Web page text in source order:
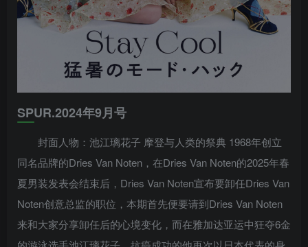
SPUR.2024年9月号
封面人物：池江璃花子 摩登与人类的祭典 1968年创立
同名品牌的Dries Van Noten，在Dries Van Noten的2025年春
夏男装发表会结束后，Dries Van Noten宣布要卸任Dries Van
Noten创意总监的职位，本期首先便要请到Dries Van Noten
来和大家分享卸任后的心境变化，而在雅加达亚运中狂夺6金